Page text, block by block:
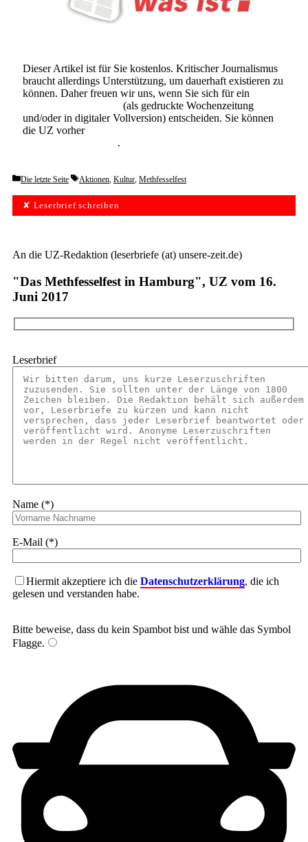
Dieser Artikel ist für Sie kostenlos. Kritischer Journalismus
braucht allerdings Unterstützung, um dauerhaft existieren zu
können. Daher freuen wir uns, wenn Sie sich für ein
(als gedruckte Wochenzeitung
und/oder in digitaler Vollversion) entscheiden. Sie können
die UZ vorher
.
Categories
Die letzte Seite Tags
Aktionen, Kultur, Methfesselfest
✘ Leserbrief schreiben
An die UZ-Redaktion (leserbriefe (at) unsere-zeit.de)
"Das Methfesselfest in Hamburg", UZ vom 16.
Juni 2017
Leserbrief
Name (*)
E-Mail (*)
Hiermit akzeptiere ich die Datenschutzerklärung, die ich
gelesen und verstanden habe.
Bitte beweise, dass du kein Spambot bist und wähle das Symbol
Flagge.